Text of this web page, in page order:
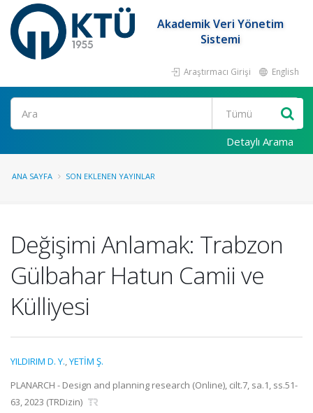
Akademik Veri Yönetim
Sistemi
Araştırmacı Girişi English
Ara
Detaylı Arama
ANA SAYFA SON EKLENEN YAYINLAR
Değişimi Anlamak: Trabzon
Gülbahar Hatun Camii ve
Külliyesi
YILDIRIM D. Y.,YETİM Ş.
PLANARCH - Design and planning research (Online), cilt.7, sa.1, ss.51-
63, 2023 (TRDizin)